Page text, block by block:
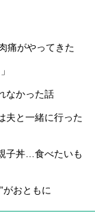
痛がやってきた
なかった話
夫と一緒に行った
子丼…食べたいも
おともに